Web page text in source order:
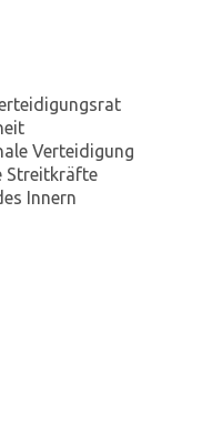
Verteidigung
Streitkräfte
Innern